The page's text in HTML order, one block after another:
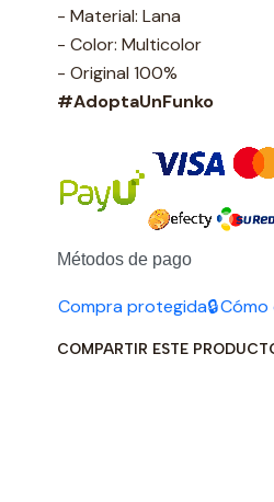
- Material: Lana
- Color: Multicolor
- Original 100%
#AdoptaUnFunko
Métodos de pago
Compra protegida🔒Cómo
COMPARTIR ESTE